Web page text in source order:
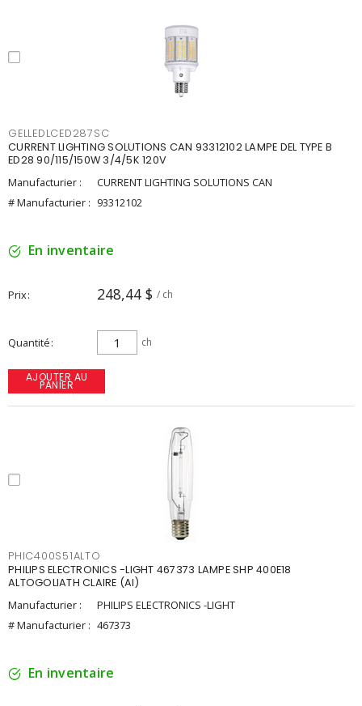
GELLEDLCED287SC
CURRENT LIGHTING SOLUTIONS CAN 93312102 LAMPE DEL TYPE B
ED28 90/115/150W 3/4/5K 120V
Manufacturier :
CURRENT LIGHTING SOLUTIONS CAN
# Manufacturier : 93312102
En inventaire
Prix 248,44 $ / ch
Quantité ch
AJOUTER AU
PANIER
PHIC400S51ALTO
PHILIPS ELECTRONICS -LIGHT 467373 LAMPE SHP 400E18
ALTOGOLIATH CLAIRE (AI)
Manufacturier :
PHILIPS ELECTRONICS -LIGHT
# Manufacturier : 467373
En inventaire